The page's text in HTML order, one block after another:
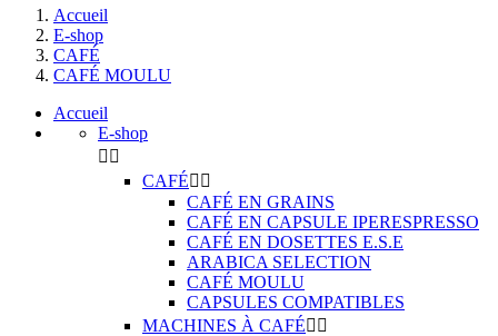
Accueil
E-shop
CAFÉ
CAFÉ MOULU
Accueil
E-shop
 
CAFÉ 
CAFÉ EN GRAINS
CAFÉ EN CAPSULE IPERESPRESSO
CAFÉ EN DOSETTES E.S.E
ARABICA SELECTION
CAFÉ MOULU
CAPSULES COMPATIBLES
MACHINES À CAFÉ 